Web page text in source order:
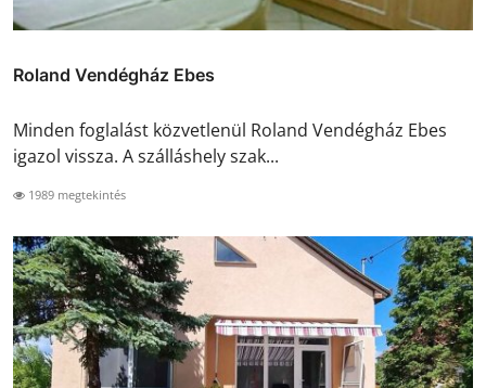
Roland Vendégház Ebes
Minden foglalást közvetlenül Roland Vendégház Ebes
igazol vissza. A szálláshely szak...
1989 megtekintés